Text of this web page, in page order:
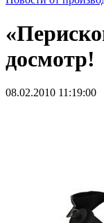
досмотр!
08.02.2010 11:19:00